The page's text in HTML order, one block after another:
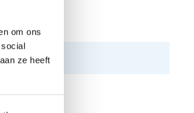
om ons
ze heeft